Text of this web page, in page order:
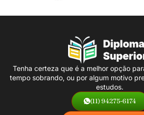
Tenha certeza que é a melhor opção
tempo sobrando, ou por algum motivo
estudos.
(11) 94275-6174